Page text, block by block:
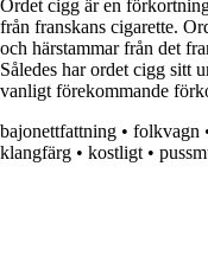
Ordet cigg är en
från franskans cigarette.
och härstammar från det
Således har ordet cigg sitt
vanligt förekommande
bajonettfattning • folkvagn
klangfärg • kostligt •